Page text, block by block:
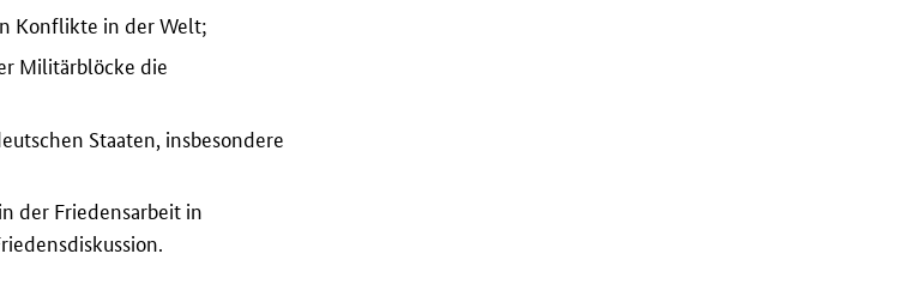
Konflikte in der Welt;
Militärblöcke die
Staaten, insbesondere
der Friedensarbeit in